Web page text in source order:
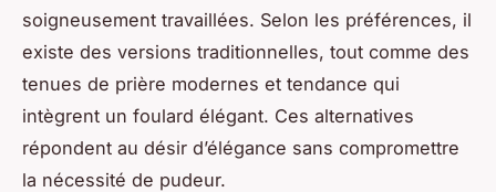
soigneusement travaillées. Selon les préférences, il
existe des versions traditionnelles, tout comme des
tenues de prière modernes et tendance qui
intègrent un foulard élégant. Ces alternatives
répondent au désir d’élégance sans compromettre
la nécessité de pudeur.